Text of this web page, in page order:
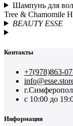
Шампунь для
Tree & Chamomile
BEAUTY ESSE
Контакты
+7(978)863-
с 10:00 до
Информация